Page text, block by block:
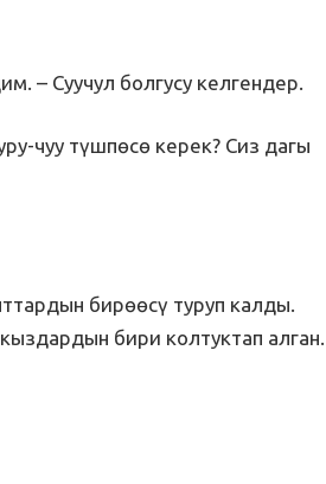
– Суучул болгусу келгендер.
чуу түшпөсө керек? Сиз дагы
бирөөсү туруп калды.
бири колтуктап алган.